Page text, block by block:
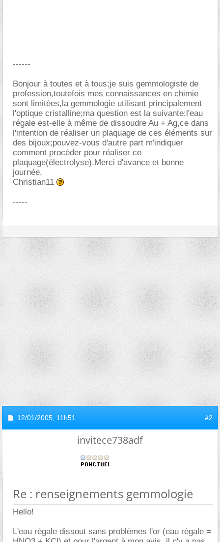
------
Bonjour à toutes et à tous;je suis gemmologiste de
profession,toutefois mes connaissances en chimie
sont limitées,la gemmologie utilisant principalement
l'optique cristalline;ma question est la suivante:l'eau
régale est-elle à même de dissoudre Au + Ag,ce dans
l'intention de réaliser un plaquage de ces éléments sur
des bijoux;pouvez-vous d'autre part m'indiquer
comment procéder pour réaliser ce
plaquage(électrolyse).Merci d'avance et bonne
journée.
Christian11
-----
12/01/2005, 11h51 #2
invitece738adf
Re : renseignements gemmologie
Hello!
L'eau régale dissout sans problèmes l'or (eau régale =